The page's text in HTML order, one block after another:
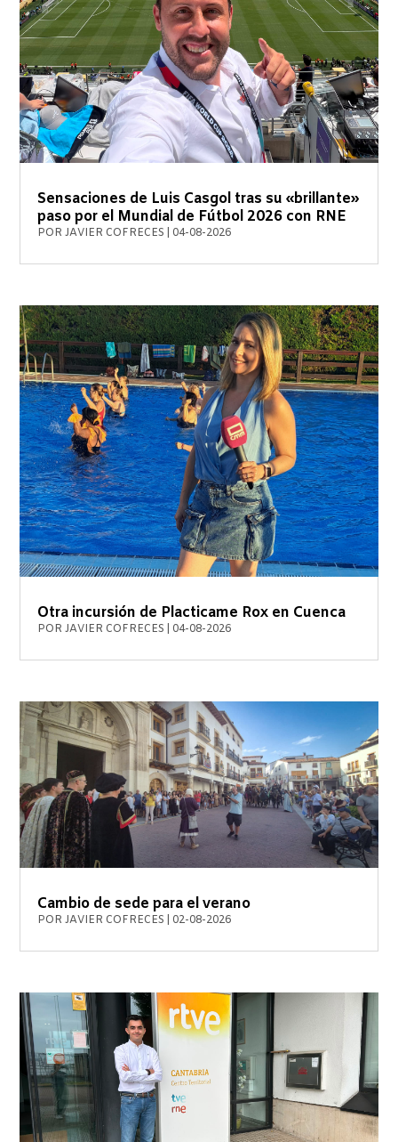
Sensaciones de Luis Casgol tras su «brillante»
paso por el Mundial de Fútbol 2026 con RNE
PORJAVIER COFRECES 04-08-2026
Otra incursión de Placticame Rox en Cuenca
PORJAVIER COFRECES 04-08-2026
Cambio de sede para el verano
PORJAVIER COFRECES 02-08-2026